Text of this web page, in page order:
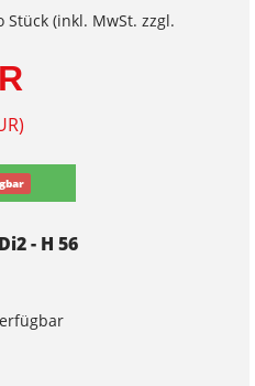
Stück (inkl. MwSt. zzgl.
- H 56